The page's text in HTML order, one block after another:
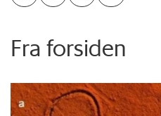
Fra forsiden